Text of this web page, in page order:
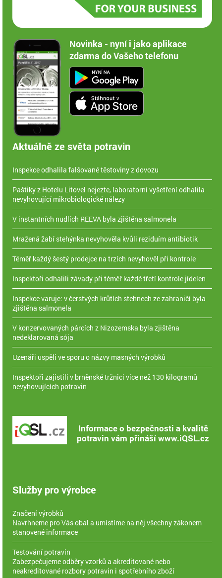
Novinka - nyní i jako aplikace
zdarma do Vašeho telefonu
Aktuálně ze světa potravin
Inspekce odhalila falšované těstoviny z dovozu
Paštiky z Hotelu Litovel nejezte, laboratorní vyšetření odhalila
nevyhovující mikrobiologické nálezy
V instantních nudlích REEVA byla zjištěna salmonela
Mražená žabí stehýnka nevyhověla kvůli reziduím antibiotik
Téměř každý šestý prodejce na trzích nevyhověl při kontrole
Inspektoři odhalili závady při téměř každé třetí kontrole jídelen
Inspekce varuje: v čerstvých krůtích stehnech ze zahraničí byla
zjištěna salmonela
V konzervovaných párcích z Nizozemska byla zjištěna
nedeklarovaná sója
Uzenáři uspěli ve sporu o názvy masných výrobků
Inspektoři zajistili v brněnské tržnici více než 130 kilogramů
nevyhovujících potravin
Informace o bezpečnosti a kvalitě
potravin vám přináší www.iQSL.cz
Služby pro výrobce
Značení výrobků
Navrhneme pro Vás obal a umístíme na něj všechny zákonem
stanovené informace
Testování potravin
Zabezpečujeme odběry vzorků a akreditované nebo
neakreditované rozbory potravin i spotřebního zboží